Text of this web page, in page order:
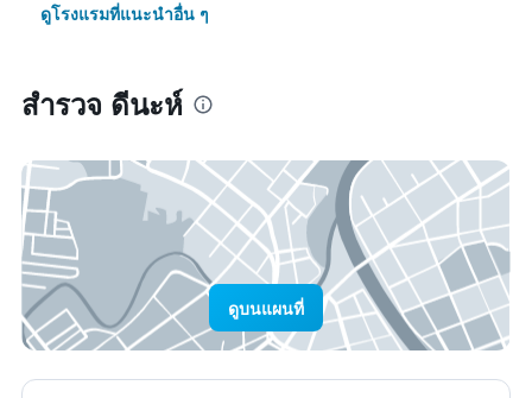
ดูโรงแรมที่แนะนำอื่น ๆ
สำรวจ ดีนะห์
ดูบนแผนที่